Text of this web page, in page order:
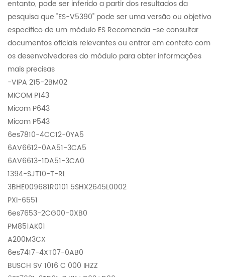
entanto, pode ser inferido a partir dos resultados da
pesquisa que "ES-V5390" pode ser uma versão ou objetivo
específico de um módulo ES Recomenda -se consultar
documentos oficiais relevantes ou entrar em contato com
os desenvolvedores do módulo para obter informações
mais precisas
-VIPA 215-2BM02
MICOM P143
Micom P643
Micom P543
6es7810-4CC12-0YA5
6AV6612-0AA51-3CA5
6AV6613-1DA51-3CA0
1394-SJT10-T-RL
3BHE009681R0101 5SHX2645L0002
PXI-6551
6es7653-2CG00-0XB0
PM851AK01
A200M3CX
6es7417-4XT07-0AB0
BUSCH SV 1016 C 000 IHZZ